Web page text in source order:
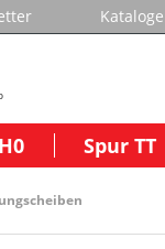
Kataloge
Spur TT